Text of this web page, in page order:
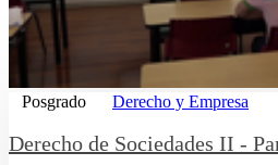
Posgrado Derecho y Empresa
Derecho de Sociedades II -